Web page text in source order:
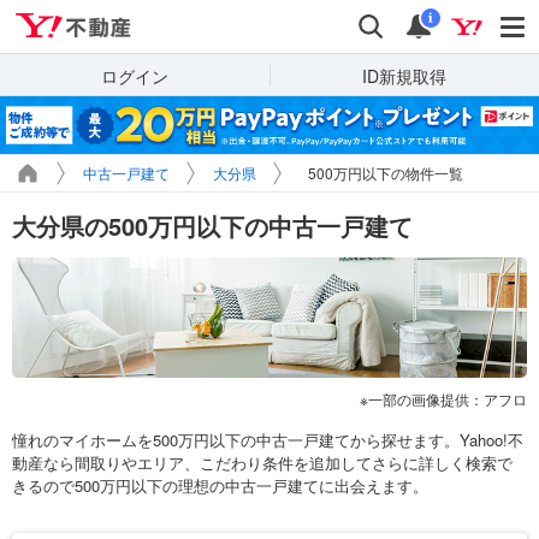
検索 通知
i
ログイン ID新規取得
中古一戸建て 大分県 500万円以下の物件一覧
大分県の500万円以下の中古一戸建て
一部の画像提供：アフロ
憧れのマイホームを500万円以下の中古一戸建てから探せます。Yahoo!不
動産なら間取りやエリア、こだわり条件を追加してさらに詳しく検索で
きるので500万円以下の理想の中古一戸建てに出会えます。